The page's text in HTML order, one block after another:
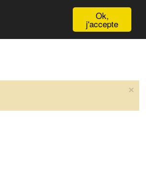
Ok,
j'accepte
×